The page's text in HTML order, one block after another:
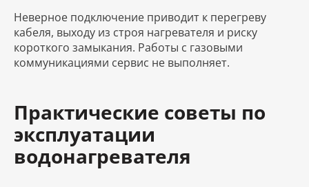
Неверное подключение приводит к перегреву
кабеля, выходу из строя нагревателя и риску
короткого замыкания. Работы с газовыми
коммуникациями сервис не выполняет.
Практические советы по
эксплуатации
водонагревателя